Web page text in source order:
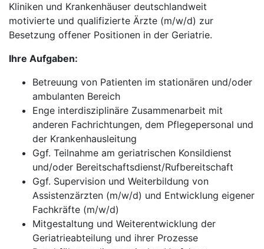
Kliniken und Krankenhäuser deutschlandweit
motivierte und qualifizierte Ärzte (m/w/d) zur
Besetzung offener Positionen in der Geriatrie.
Ihre Aufgaben:
Betreuung von Patienten im stationären und/oder
ambulanten Bereich
Enge interdisziplinäre Zusammenarbeit mit
anderen Fachrichtungen, dem Pflegepersonal und
der Krankenhausleitung
Ggf. Teilnahme am geriatrischen Konsildienst
und/oder Bereitschaftsdienst/Rufbereitschaft
Ggf. Supervision und Weiterbildung von
Assistenzärzten (m/w/d) und Entwicklung eigener
Fachkräfte (m/w/d)
Mitgestaltung und Weiterentwicklung der
Geriatrieabteilung und ihrer Prozesse